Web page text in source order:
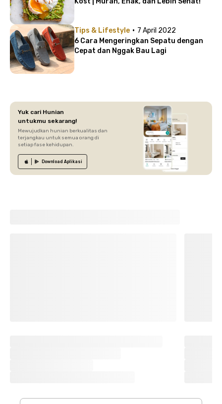
Tips & Lifestyle · 7 April 2022
6 Cara Mengeringkan Sepatu dengan
Cepat dan Nggak Bau Lagi
Yuk cari Hunian
untukmu sekarang!
Mewujudkan hunian berkualitas dan
terjangkau untuk semua orang di
setiap fase kehidupan.
Download Aplikasi